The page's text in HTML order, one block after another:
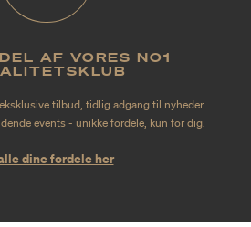
AF VORES NO1
tilbud, tidlig adgang til nyheder
events - unikke fordele, kun for dig.
dine fordele her